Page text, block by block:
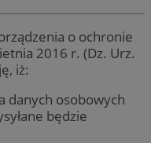
o ochronie
2016 r. (Dz. Urz.
iż:
danych osobowych
będzie